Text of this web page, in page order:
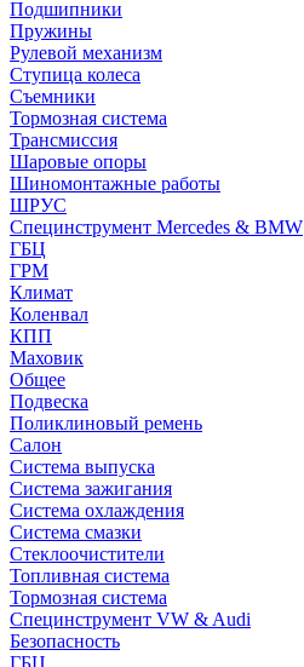
Подшипники
Пружины
Рулевой механизм
Ступица колеса
Съемники
Тормозная система
Трансмиссия
Шаровые опоры
Шиномонтажные работы
ШРУС
Специнструмент Mercedes & BMW
ГБЦ
ГРМ
Климат
Коленвал
КПП
Маховик
Общее
Подвеска
Поликлиновый ремень
Салон
Система выпуска
Система зажигания
Система охлаждения
Система смазки
Стеклоочистители
Топливная система
Тормозная система
Специнструмент VW & Audi
Безопасность
ГБЦ